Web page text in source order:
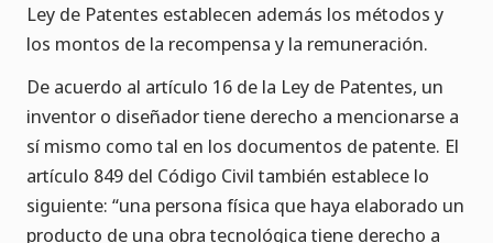
Ley de Patentes establecen además los métodos y
los montos de la recompensa y la remuneración.
De acuerdo al artículo 16 de la Ley de Patentes, un
inventor o diseñador tiene derecho a mencionarse a
sí mismo como tal en los documentos de patente. El
artículo 849 del Código Civil también establece lo
siguiente: “una persona física que haya elaborado un
producto de una obra tecnológica tiene derecho a